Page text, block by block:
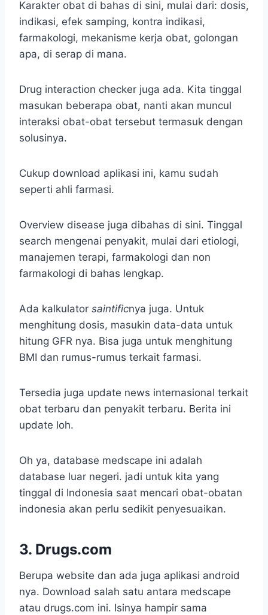
Karakter obat di bahas di sini, mulai dari: dosis,
indikasi, efek samping, kontra indikasi,
farmakologi, mekanisme kerja obat, golongan
apa, di serap di mana.
Drug interaction checker juga ada. Kita tinggal
masukan beberapa obat, nanti akan muncul
interaksi obat-obat tersebut termasuk dengan
solusinya.
Cukup download aplikasi ini, kamu sudah
seperti ahli farmasi.
Overview disease juga dibahas di sini. Tinggal
search mengenai penyakit, mulai dari etiologi,
manajemen terapi, farmakologi dan non
farmakologi di bahas lengkap.
Ada kalkulator saintificnya juga. Untuk
menghitung dosis, masukin data-data untuk
hitung GFR nya. Bisa juga untuk menghitung
BMI dan rumus-rumus terkait farmasi.
Tersedia juga update news internasional terkait
obat terbaru dan penyakit terbaru. Berita ini
update loh.
Oh ya, database medscape ini adalah
database luar negeri. jadi untuk kita yang
tinggal di Indonesia saat mencari obat-obatan
indonesia akan perlu sedikit penyesuaikan.
3. Drugs.com
Berupa website dan ada juga aplikasi android
nya. Download salah satu antara medscape
atau drugs.com ini. Isinya hampir sama